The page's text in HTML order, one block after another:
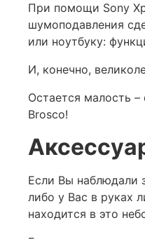
При помощи Sony
шумоподавления
или ноутбуку:
И, конечно,
Остается малость
Brosco!
Если Вы наблюдали
либо у Вас в руках
находится в это